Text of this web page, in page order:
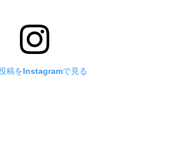
稿をInstagramで見る